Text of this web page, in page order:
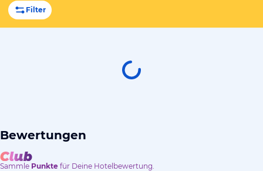
Filter
Bewertungen
Sammle Punkte für Deine Hotelbewertung.